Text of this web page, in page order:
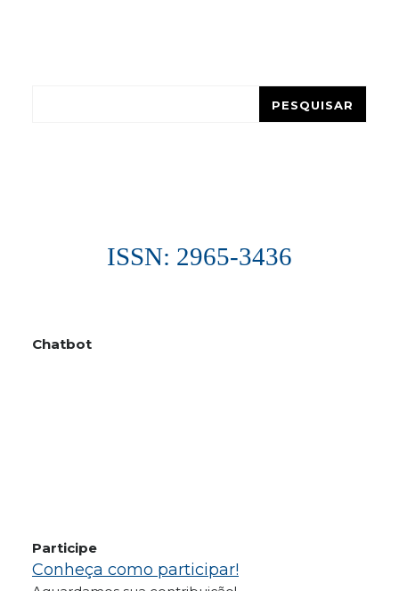
PESQUISAR
ISSN: 2965-3436
Chatbot
Participe
Conheça como participar!